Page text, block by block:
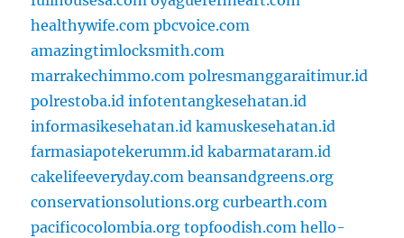
healthywife.com pbcvoice.com
amazingtimlocksmith.com
marrakechimmo.com polresmanggaraitimur.id
polrestoba.id infotentangkesehatan.id
informasikesehatan.id kamuskesehatan.id
farmasiapotekerumm.id kabarmataram.id
cakelifeeveryday.com beansandgreens.org
conservationsolutions.org curbearth.com
pacificocolombia.org topfoodish.com hello-